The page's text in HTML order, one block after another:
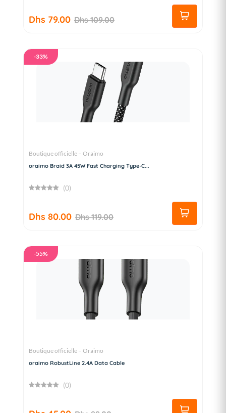
Dhs 79.00 Dhs 109.00
-33%
Boutique officielle – Oraimo
oraimo Braid 3A 45W Fast Charging Type-C...
(0)
Dhs 80.00 Dhs 119.00
-55%
Boutique officielle – Oraimo
oraimo RobustLine 2.4A Data Cable
(0)